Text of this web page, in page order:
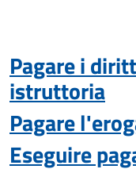
Pagare i
istruttoria
Pagare
Eseguire